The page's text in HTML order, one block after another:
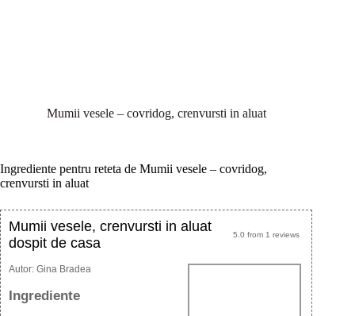
Mumii vesele – covridog, crenvursti in aluat
Ingrediente pentru reteta de Mumii vesele – covridog,
crenvursti in aluat
5.0 from 1 reviews
Mumii vesele, crenvursti in aluat
dospit de casa
Autor: Gina Bradea
Ingrediente